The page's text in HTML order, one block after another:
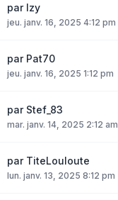
par Izy
jeu. janv. 16, 2025 4:12 pm
par Pat70
jeu. janv. 16, 2025 1:12 pm
par Stef_83
mar. janv. 14, 2025 2:12 am
par TiteLouloute
lun. janv. 13, 2025 8:12 pm